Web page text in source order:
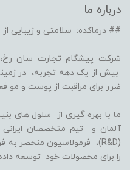
درباره ما
## درماکده: سلامتی و زیبایی
شرکت پیشگام تجارت سان رخ،
بیش از یک دهه تجربه، در
ضرر برای مراقبت از پوست و مو
آلمان و تیم متخصصان
را برای محصولات خود توسعه